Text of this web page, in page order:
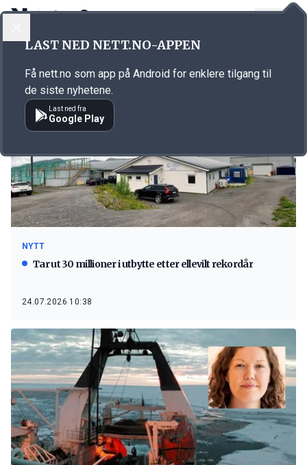
Emne: Russland
NYTT
Tar ut 30 millioner i utbytte etter ellevilt rekordår
24.07.2026 10:38
LAST NED NETT.NO-APPEN
Få nett.no som app på Android for enklere tilgang til
de siste nyhetene.
Last ned fra
Google Play